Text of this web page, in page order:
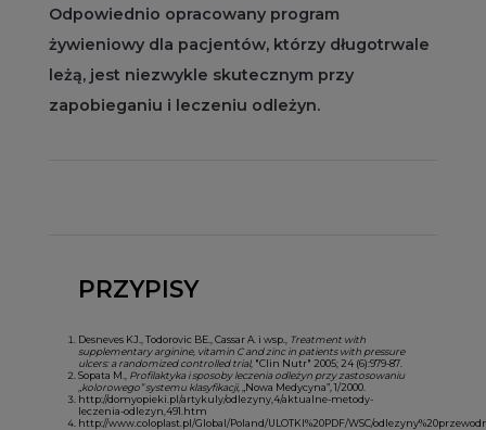
Odpowiednio opracowany program
żywieniowy dla pacjentów, którzy długotrwale
leżą, jest niezwykle skutecznym przy
zapobieganiu i leczeniu odleżyn.
PRZYPISY
Desneves KJ., Todorovic BE., Cassar A. i wsp.,
Treatment with
supplementary arginine, vitamin C and zinc in patients with pressure
ulcers: a randomized controlled trial, "Clin Nutr" 2005; 24 (6):979-87.
Sopata M., Profilaktyka i sposoby leczenia odleżyn przy zastosowaniu
„kolorowego” systemu klasyfikacji, „Nowa Medycyna”, 1/2000.
http://domyopieki.pl/artykuly/odlezyny,4/aktualne-metody-
leczenia-odlezyn,491.htm
http://www.coloplast.pl/Global/Poland/ULOTKI%20PDF/WSC/